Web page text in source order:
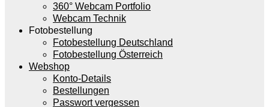
360° Webcam Portfolio
Webcam Technik
Fotobestellung
Fotobestellung Deutschland
Fotobestellung Österreich
Webshop
Konto-Details
Bestellungen
Passwort vergessen